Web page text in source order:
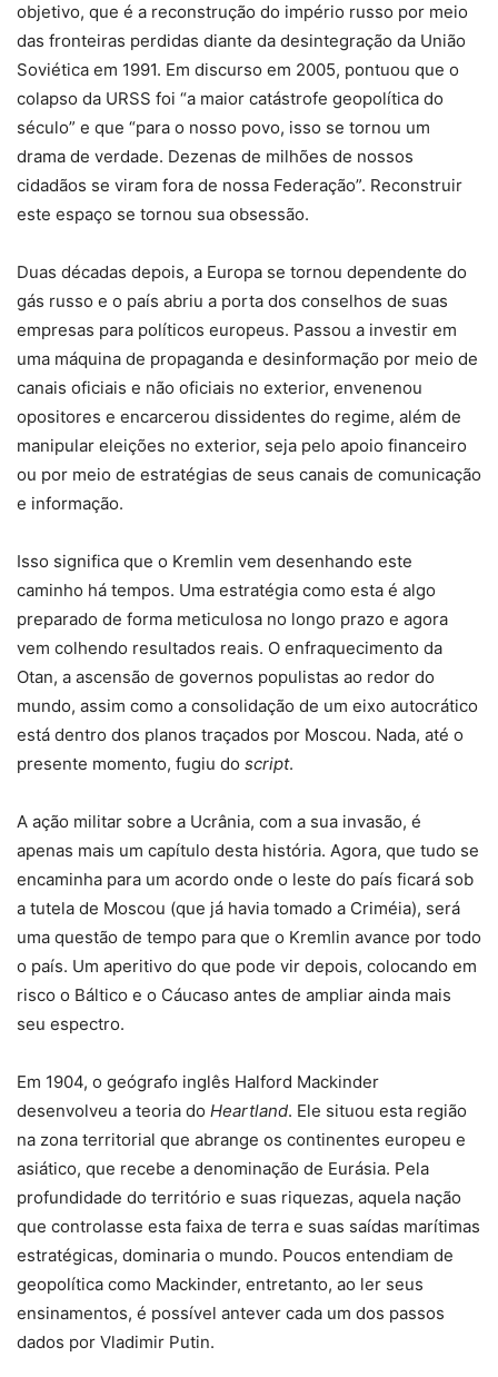
objetivo, que é a reconstrução do império russo por meio
das fronteiras perdidas diante da desintegração da União
Soviética em 1991. Em discurso em 2005, pontuou que o
colapso da URSS foi “a maior catástrofe geopolítica do
século” e que “para o nosso povo, isso se tornou um
drama de verdade. Dezenas de milhões de nossos
cidadãos se viram fora de nossa Federação”. Reconstruir
este espaço se tornou sua obsessão.
Duas décadas depois, a Europa se tornou dependente do
gás russo e o país abriu a porta dos conselhos de suas
empresas para políticos europeus. Passou a investir em
uma máquina de propaganda e desinformação por meio de
canais oficiais e não oficiais no exterior, envenenou
opositores e encarcerou dissidentes do regime, além de
manipular eleições no exterior, seja pelo apoio financeiro
ou por meio de estratégias de seus canais de comunicação
e informação.
Isso significa que o Kremlin vem desenhando este
caminho há tempos. Uma estratégia como esta é algo
preparado de forma meticulosa no longo prazo e agora
vem colhendo resultados reais. O enfraquecimento da
Otan, a ascensão de governos populistas ao redor do
mundo, assim como a consolidação de um eixo autocrático
está dentro dos planos traçados por Moscou. Nada, até o
presente momento, fugiu do script.
A ação militar sobre a Ucrânia, com a sua invasão, é
apenas mais um capítulo desta história. Agora, que tudo se
encaminha para um acordo onde o leste do país ficará sob
a tutela de Moscou (que já havia tomado a Criméia), será
uma questão de tempo para que o Kremlin avance por todo
o país. Um aperitivo do que pode vir depois, colocando em
risco o Báltico e o Cáucaso antes de ampliar ainda mais
seu espectro.
Em 1904, o geógrafo inglês Halford Mackinder
desenvolveu a teoria do Heartland. Ele situou esta região
na zona territorial que abrange os continentes europeu e
asiático, que recebe a denominação de Eurásia. Pela
profundidade do território e suas riquezas, aquela nação
que controlasse esta faixa de terra e suas saídas marítimas
estratégicas, dominaria o mundo. Poucos entendiam de
geopolítica como Mackinder, entretanto, ao ler seus
ensinamentos, é possível antever cada um dos passos
dados por Vladimir Putin.